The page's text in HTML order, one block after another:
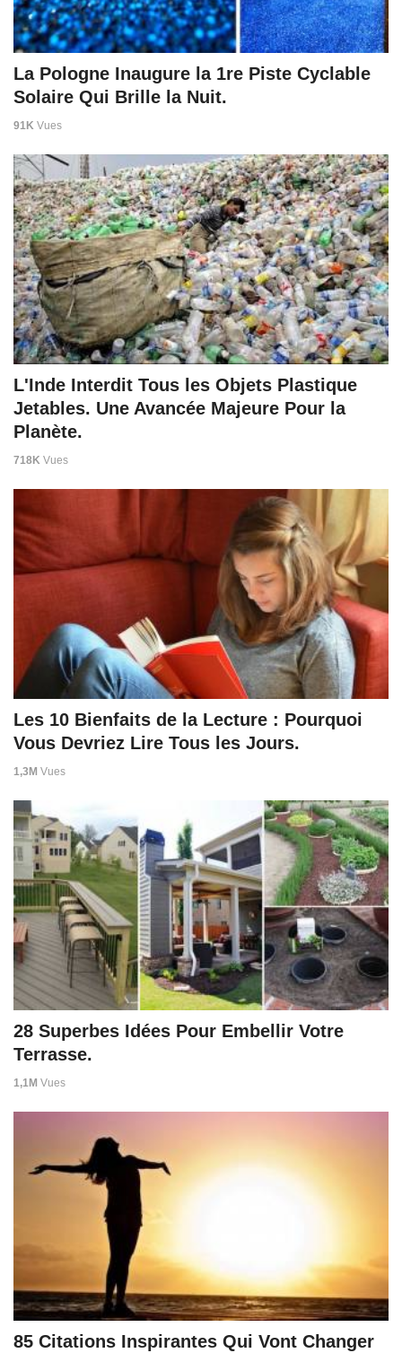
La Pologne Inaugure la 1re Piste Cyclable
Solaire Qui Brille la Nuit.
91K Vues
L'Inde Interdit Tous les Objets Plastique
Jetables. Une Avancée Majeure Pour la
Planète.
718K Vues
Les 10 Bienfaits de la Lecture : Pourquoi
Vous Devriez Lire Tous les Jours.
1,3M Vues
28 Superbes Idées Pour Embellir Votre
Terrasse.
1,1M Vues
85 Citations Inspirantes Qui Vont Changer